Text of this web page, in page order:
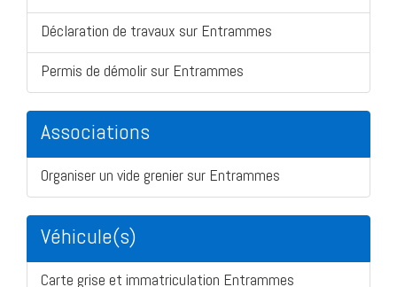
Déclaration de travaux sur Entrammes
Permis de démolir sur Entrammes
Associations
Organiser un vide grenier sur Entrammes
Véhicule(s)
Carte grise et immatriculation Entrammes